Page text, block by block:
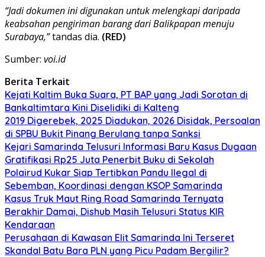
“Jadi dokumen ini digunakan untuk melengkapi daripada
keabsahan pengiriman barang dari Balikpapan menuju
Surabaya,”tandas dia. (RED)
Sumber: voi.id
Berita Terkait
Kejati Kaltim Buka Suara, PT BAP yang Jadi Sorotan di
Bankaltimtara Kini Diselidiki di Kalteng
2019 Digerebek, 2025 Diadukan, 2026 Disidak, Persoalan
di SPBU Bukit Pinang Berulang tanpa Sanksi
Kejari Samarinda Telusuri Informasi Baru Kasus Dugaan
Gratifikasi Rp25 Juta Penerbit Buku di Sekolah
Polairud Kukar Siap Tertibkan Pandu Ilegal di
Sebemban, Koordinasi dengan KSOP Samarinda
Kasus Truk Maut Ring Road Samarinda Ternyata
Berakhir Damai, Dishub Masih Telusuri Status KIR
Kendaraan
Perusahaan di Kawasan Elit Samarinda Ini Terseret
Skandal Batu Bara PLN yang Picu Padam Bergilir?